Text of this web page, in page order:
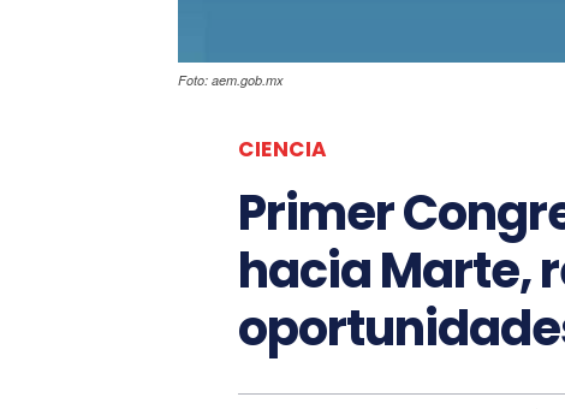
Foto: aem.gob.mx
CIENCIA
Primer
hacia Marte,